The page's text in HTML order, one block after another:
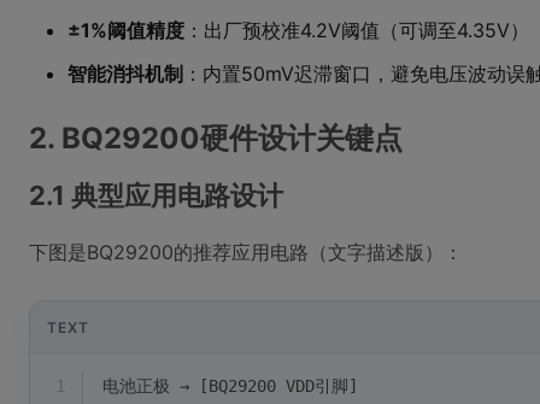
±1%阈值精度 ：出厂预校准4.2V阈值（可调至4.35V）
智能消抖机制 ：内置50mV迟滞窗口，避免电压波动误
2. BQ29200硬件设计关键点
2.1 典型应用电路设计
下图是BQ29200的推荐应用电路（文字描述版）：
TEXT
1
电池正极 → [BQ29200 VDD引脚]